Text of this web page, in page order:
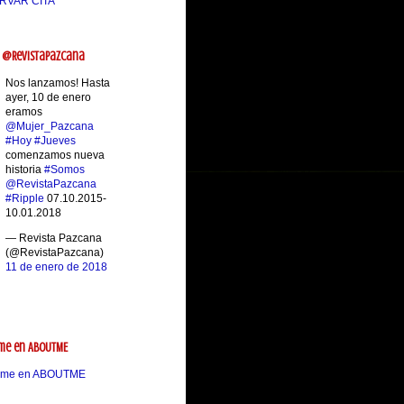
@RevistaPazcana
Nos lanzamos! Hasta
ayer, 10 de enero
eramos
@Mujer_Pazcana
#Hoy #Jueves
comenzamos nueva
historia #Somos
@RevistaPazcana
#Ripple 07.10.2015-
10.01.2018
— Revista Pazcana
(@RevistaPazcana)
11 de enero de 2018
en ABOUTME
en ABOUTME